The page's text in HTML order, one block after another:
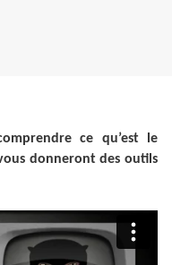
ce qu’est le
donneront des outils